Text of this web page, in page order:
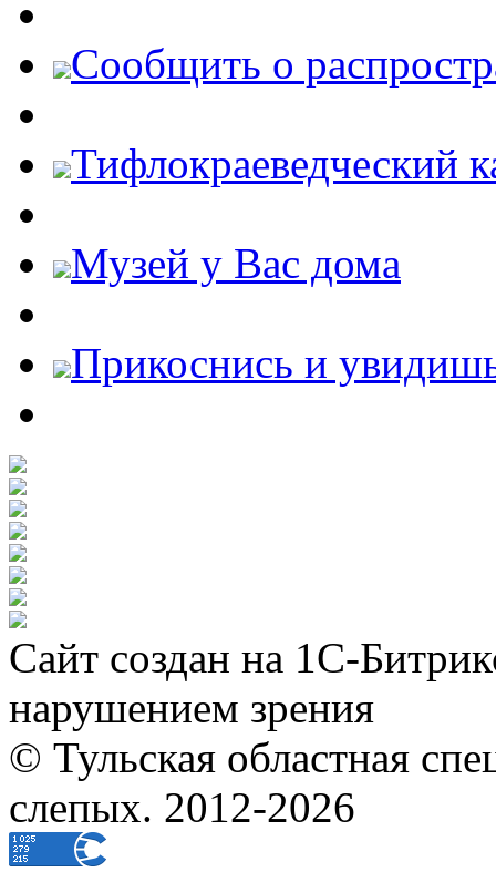
Cообщить о
Тифлокраеведческий
Музей у Вас дома
Прикоснись и
Сайт создан на 1С-
нарушением зрения
© Тульская областная
слепых. 2012-2026